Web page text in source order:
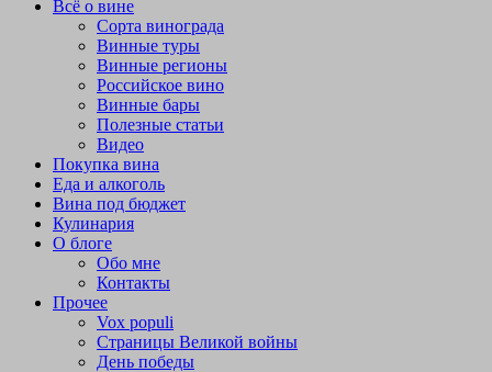
Всё о вине
Сорта винограда
Винные туры
Винные регионы
Российское вино
Винные бары
Полезные статьи
Видео
Покупка вина
Еда и алкоголь
Вина под бюджет
Кулинария
О блоге
Обо мне
Контакты
Прочее
Vox populi
Страницы Великой войны
День победы